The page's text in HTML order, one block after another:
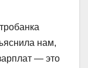
нам,
— это